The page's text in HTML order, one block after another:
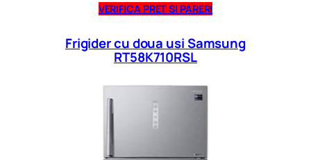
VERIFICA PRET SI PARERI
Frigider cu doua usi Samsung
RT58K710RSL